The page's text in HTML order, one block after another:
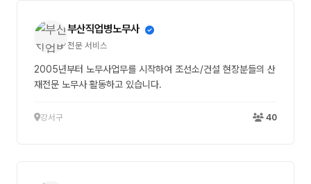
부산직업병노무사
전문 서비스
2005년부터 노무사업무를 시작하여 조선소/건설 현장분들의 산
재전문 노무사 활동하고 있습니다.
강서구 40